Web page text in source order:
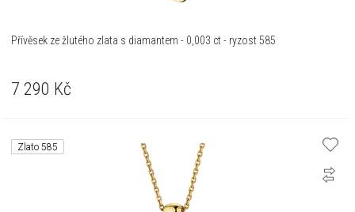
Přívěsek ze žlutého zlata s diamantem - 0,003 ct - ryzost 585
7 290 Kč
Zlato 585